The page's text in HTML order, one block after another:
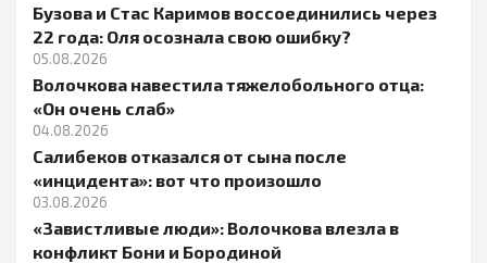
Бузова и Стас Каримов воссоединились через
22 года: Оля осознала свою ошибку?
05.08.2026
Волочкова навестила тяжелобольного отца:
«Он очень слаб»
04.08.2026
Салибеков отказался от сына после
«инцидента»: вот что произошло
03.08.2026
«Завистливые люди»: Волочкова влезла в
конфликт Бони и Бородиной